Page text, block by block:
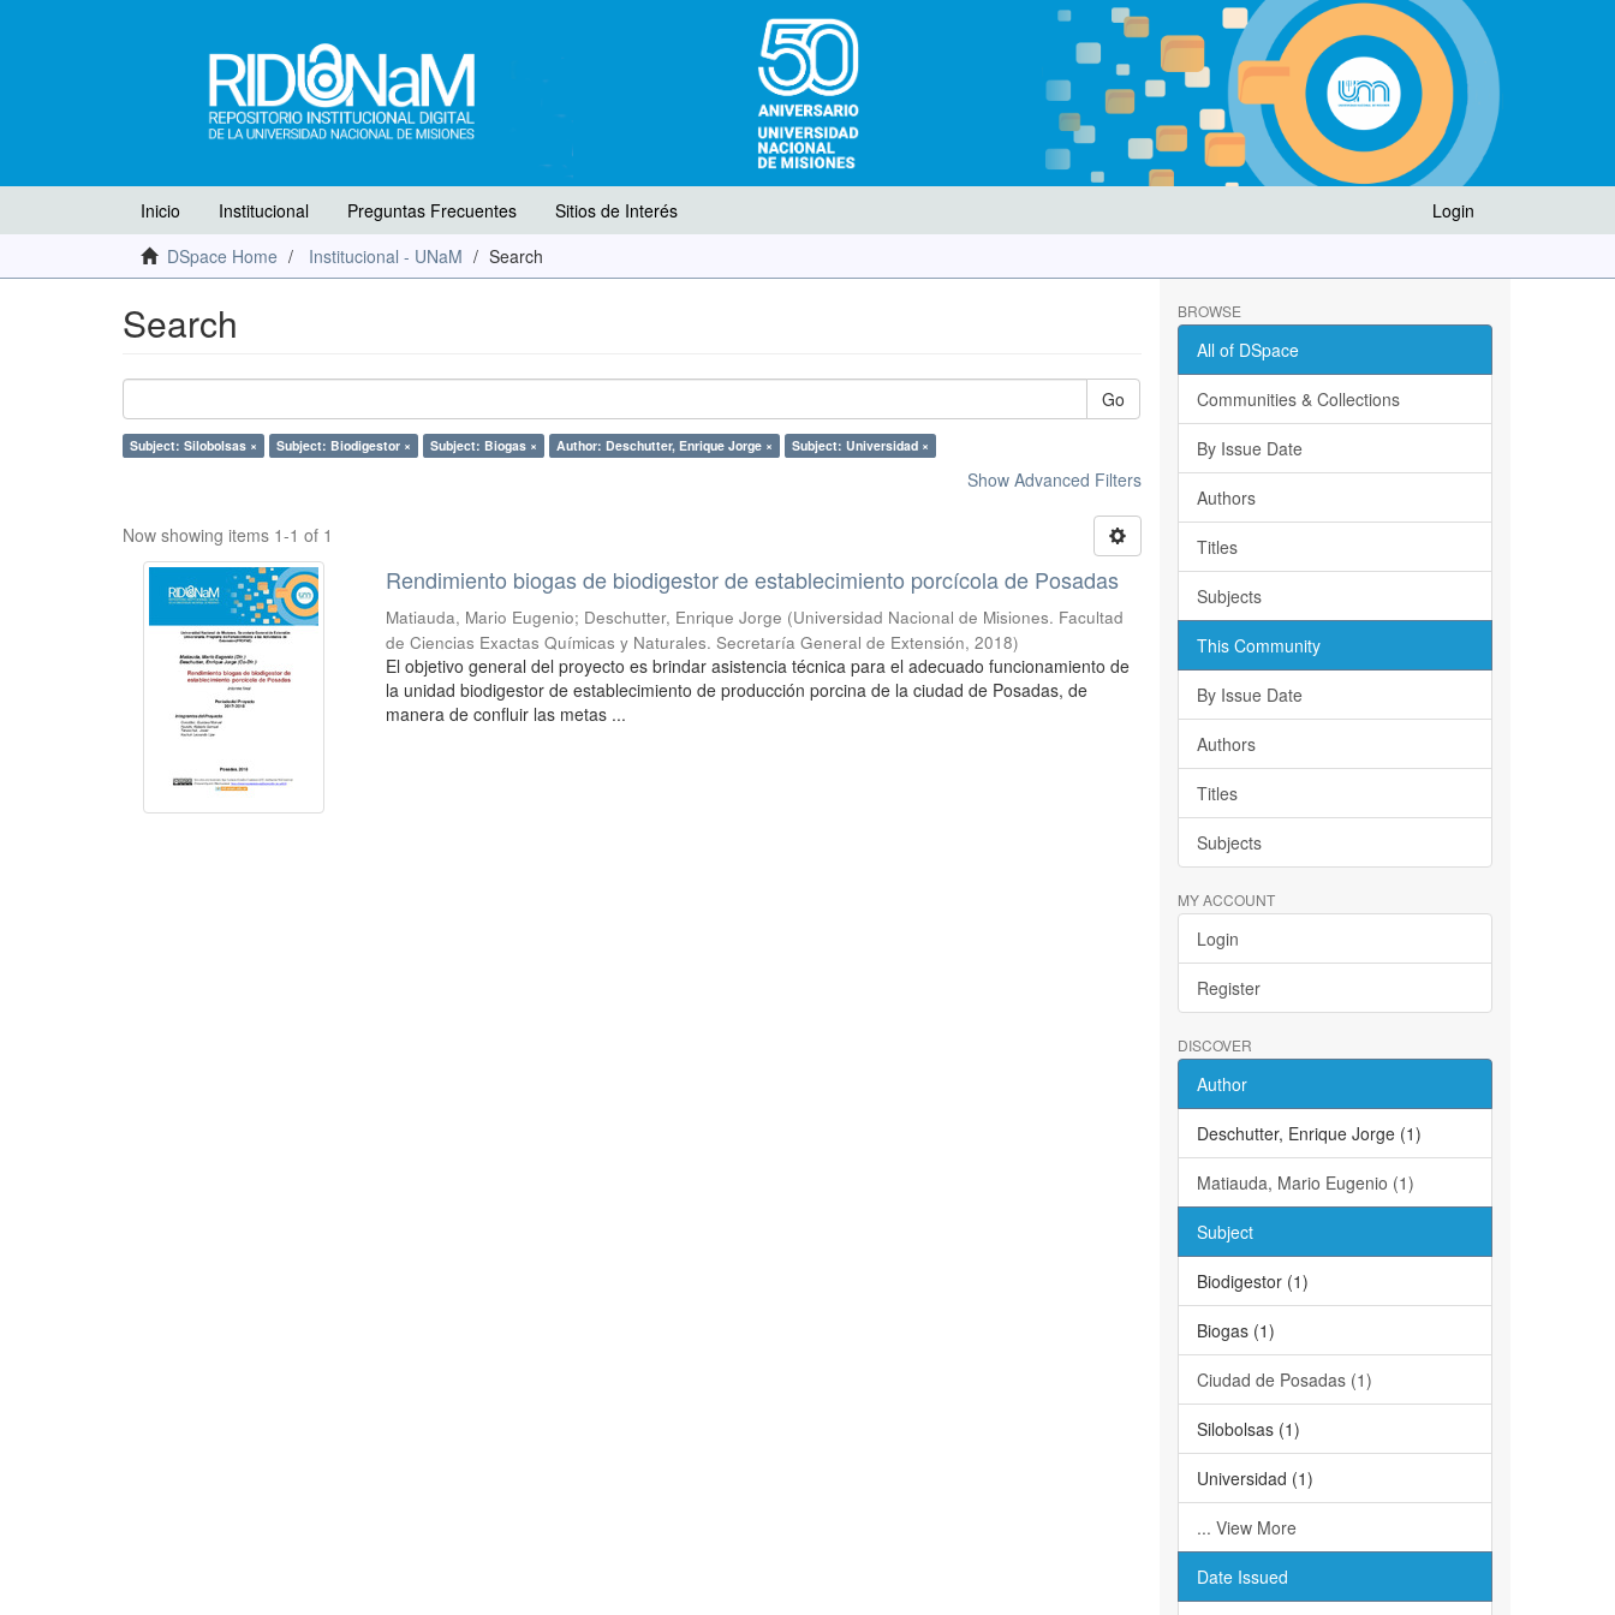
Login
Inicio Institucional Preguntas Frecuentes
Sitios de Interés
DSpace Home
Institucional - UNaM Search
Search
Go
Subject: Silobolsas × Subject: Biodigestor × Subject: Biogas × Author: Deschutter, Enrique Jorge × Subject: Universidad ×
Show Advanced Filters
Now showing items 1-1 of 1
Rendimiento biogas de biodigestor de establecimiento porcícola de Posadas
Matiauda, Mario Eugenio; Deschutter, Enrique Jorge (Universidad Nacional de Misiones. Facultad
de Ciencias Exactas Químicas y Naturales. Secretaría General de Extensión,2018)
El objetivo general del proyecto es brindar asistencia técnica para el adecuado funcionamiento de
la unidad biodigestor de establecimiento de producción porcina de la ciudad de Posadas, de
manera de confluir las metas ...
BROWSE
All of DSpace
Communities & Collections
By Issue Date
Authors
Titles
Subjects
This Community
By Issue Date
Authors
Titles
Subjects
MY ACCOUNT
Login
Register
DISCOVER
Author
Deschutter, Enrique Jorge (1)
Matiauda, Mario Eugenio (1)
Subject
Biodigestor (1)
Biogas (1)
Ciudad de Posadas (1)
Silobolsas (1)
Universidad (1)
... View More
Date Issued